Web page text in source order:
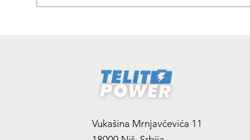
Vukašina Mrnjavčevića 11